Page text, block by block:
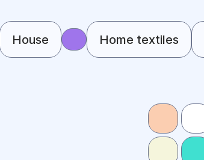
House Home textiles